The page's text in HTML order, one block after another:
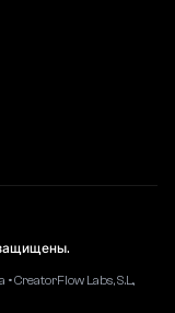
Labs, S.L.,